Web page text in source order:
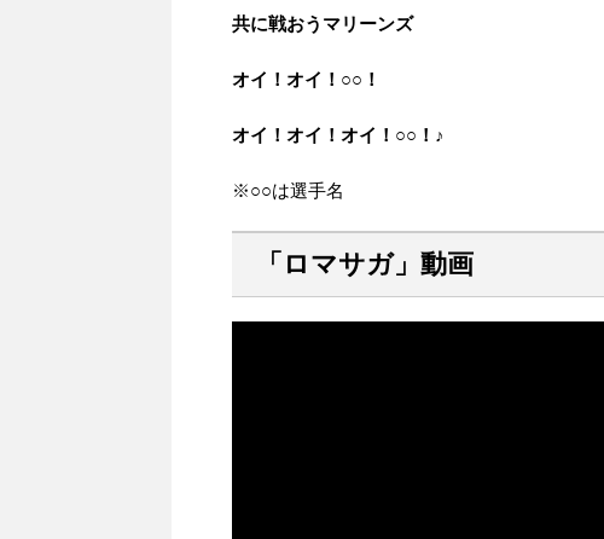
共に戦おうマリーンズ
オイ！オイ！○○！
オイ！オイ！オイ！○○！♪
※○○は選手名
「ロマサガ」動画